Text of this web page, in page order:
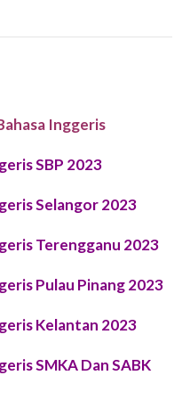
Inggeris
SBP 2023
Selangor 2023
Terengganu 2023
Pulau Pinang 2023
Kelantan 2023
SMKA Dan SABK